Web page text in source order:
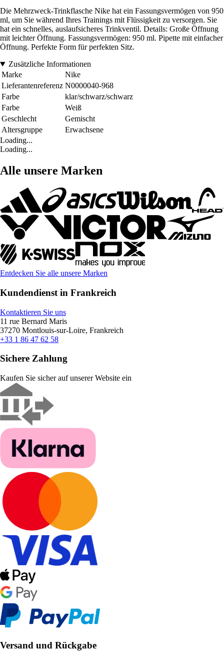
Die Mehrzweck-Trinkflasche Nike hat ein Fassungsvermögen von 950
ml, um Sie während Ihres Trainings mit Flüssigkeit zu versorgen. Sie
hat ein schnelles, auslaufsicheres Trinkventil. Details: Große Öffnung
mit leichter Öffnung. Fassungsvermögen: 950 ml. Pipette mit einfacher
Öffnung. Perfekte Form für perfekten Sitz.
Zusätzliche Informationen
Marke
Nike
Lieferantenreferenz N0000040-968
Farbe
klar/schwarz/schwarz
Farbe
Weiß
Geschlecht
Gemischt
Altersgruppe
Erwachsene
Loading...
Loading...
Alle unsere Marken
Entdecken Sie alle unsere Marken
Kundendienst in Frankreich
Kontaktieren Sie uns
11 rue Bernard Maris
37270 Montlouis-sur-Loire, Frankreich
+33 1 86 47 62 58
Sichere Zahlung
Kaufen Sie sicher auf unserer Website ein
Versand und Rückgabe